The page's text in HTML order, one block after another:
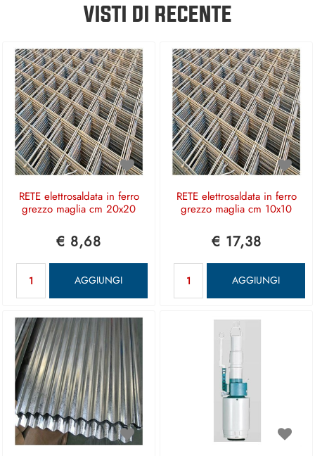
VISTI DI RECENTE
RETE elettrosaldata in ferro
grezzo maglia cm 20x20
€ 8,68
AGGIUNGI
RETE elettrosaldata in ferro
grezzo maglia cm 10x10
€ 17,38
AGGIUNGI